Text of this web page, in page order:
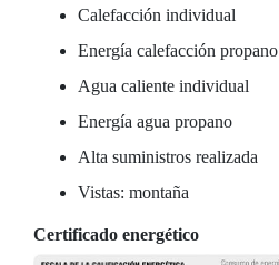
Calefacción individual
Energía calefacción propano
Agua caliente individual
Energía agua propano
Alta suministros realizada
Vistas: montaña
Certificado energético